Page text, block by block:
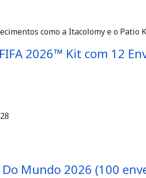
como a Itacolomy e o Patio
2026™ Kit com 12
Mundo 2026 (100